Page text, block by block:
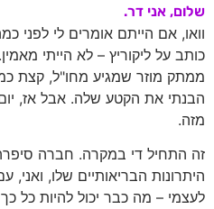
שלום, אני דר.
וואו, אם הייתם אומרים לי
כותב על ליקוריץ – לא הייתי
ממתק מוזר שמגיע מחו"ל, קצת
הבנתי את הקטע שלה. אבל אז,
מזה.
זה התחיל די במקרה. חברה
היתרונות הבריאותיים שלו,
לעצמי – מה כבר יכול להיות כל